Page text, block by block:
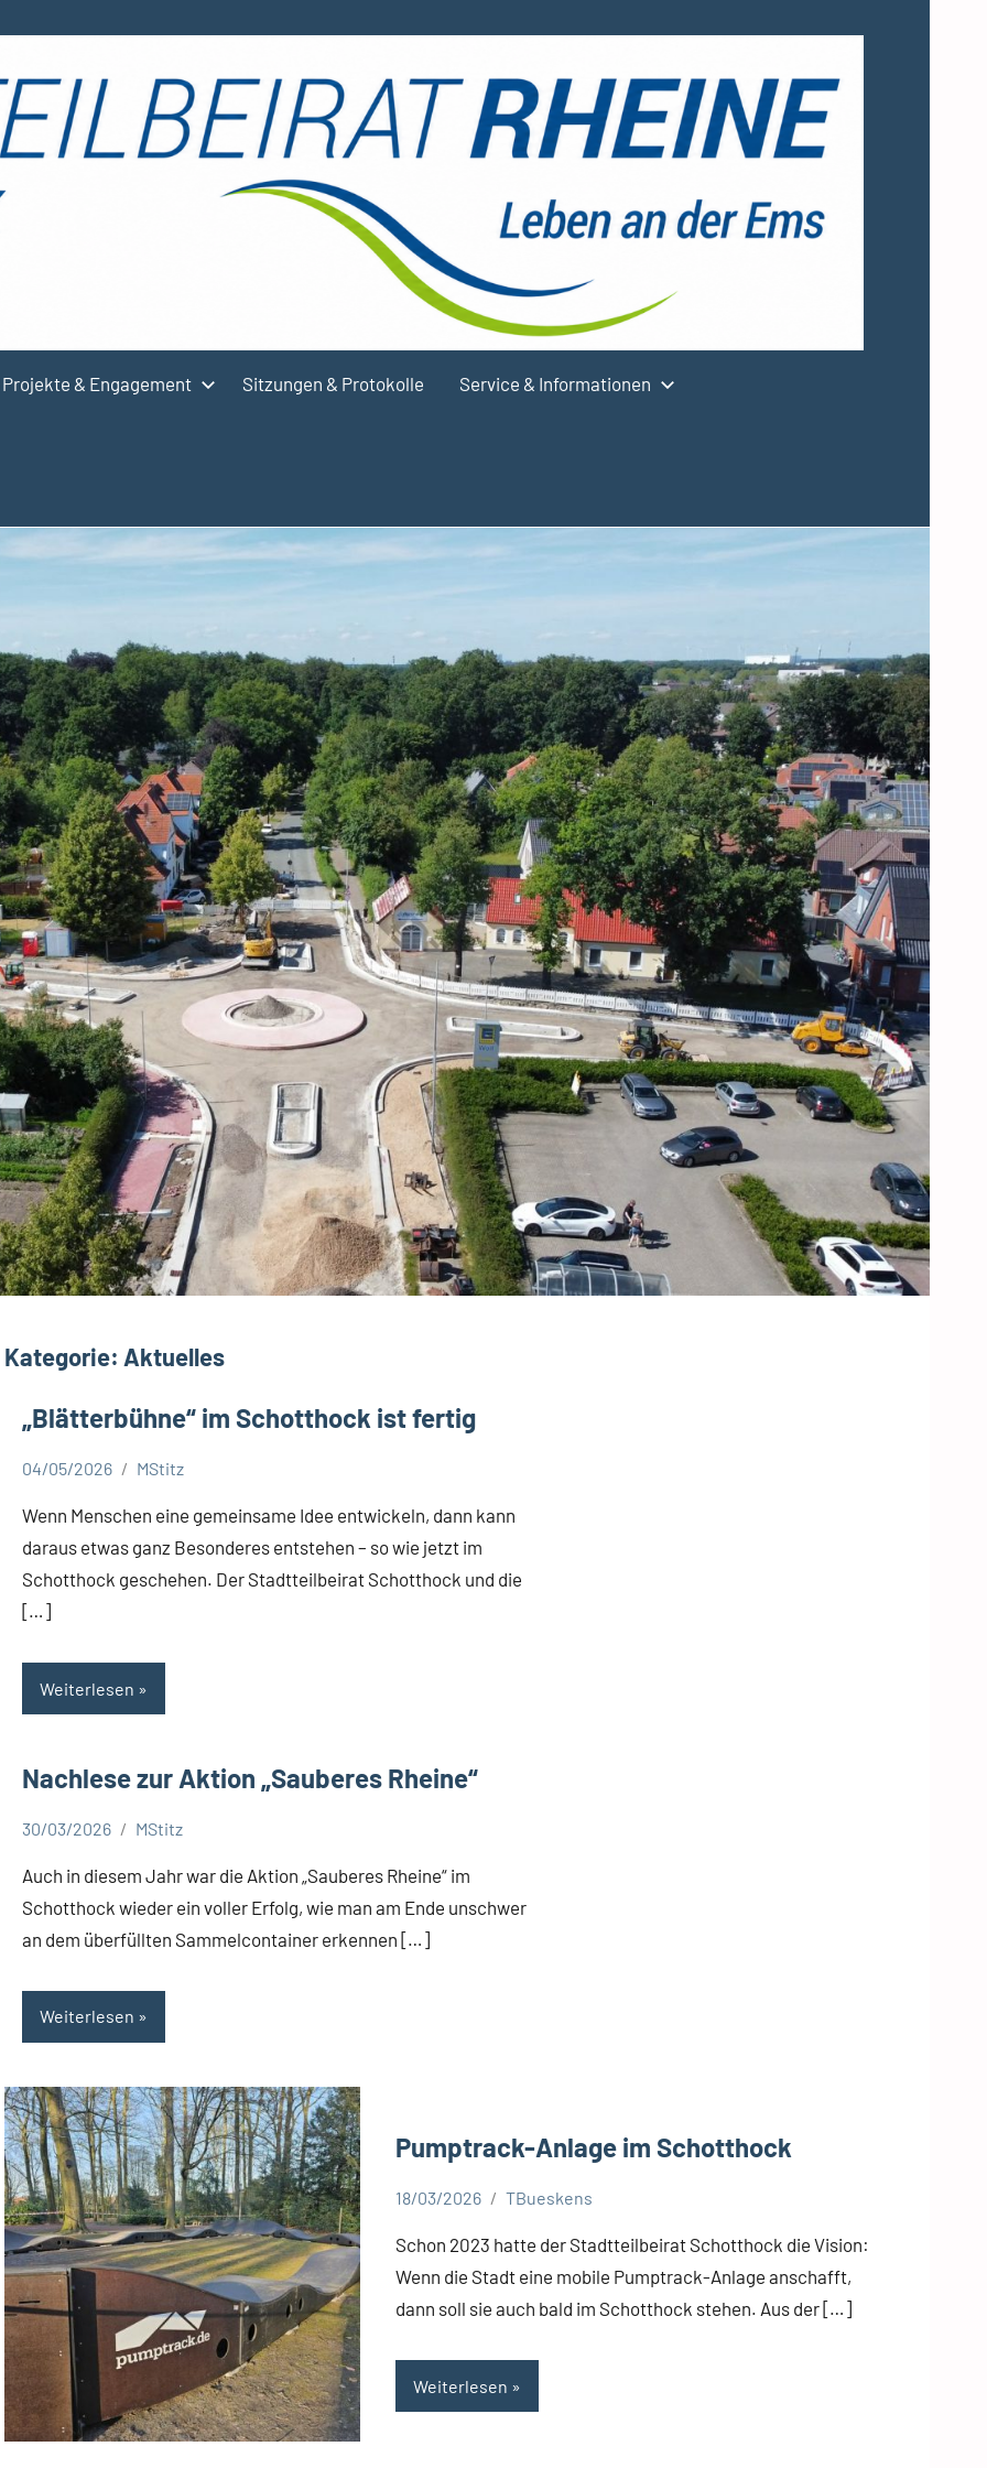
Projekte & Engagement Sitzungen & Protokolle Service & Informationen
Kategorie: Aktuelles
„Blätterbühne“ im Schotthock ist fertig
04/05/2026 MStitz
Wenn Menschen eine gemeinsame Idee entwickeln, dann kann
daraus etwas ganz Besonderes entstehen – so wie jetzt im
Schotthock geschehen. Der Stadtteilbeirat Schotthock und die
[…]
Weiterlesen
Nachlese zur Aktion „Sauberes Rheine“
30/03/2026 MStitz
Auch in diesem Jahr war die Aktion „Sauberes Rheine“ im
Schotthock wieder ein voller Erfolg, wie man am Ende unschwer
an dem überfüllten Sammelcontainer erkennen […]
Weiterlesen
Pumptrack-Anlage im Schotthock
18/03/2026 TBueskens
Schon 2023 hatte der Stadtteilbeirat Schotthock die Vision:
Wenn die Stadt eine mobile Pumptrack-Anlage anschafft,
dann soll sie auch bald im Schotthock stehen. Aus der […]
Weiterlesen